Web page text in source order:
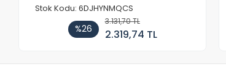
Stok Kodu: 6DJHYNMQCS
%26
3.131,70 TL
2.319,74 TL